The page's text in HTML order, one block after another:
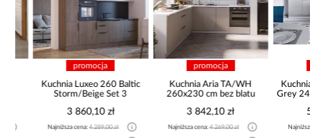
promocja
Kuchnia Luxeo 260 Baltic
Storm/Beige Set 3
3 860,10 zł
Najniższa cena:4 289,00 zł
promocja
Kuchnia Aria TA/WH
260x230 cm bez blatu
3 842,10 zł
Najniższa cena:4 269,00 zł
Kuchnia
Grey
5
Najniższa